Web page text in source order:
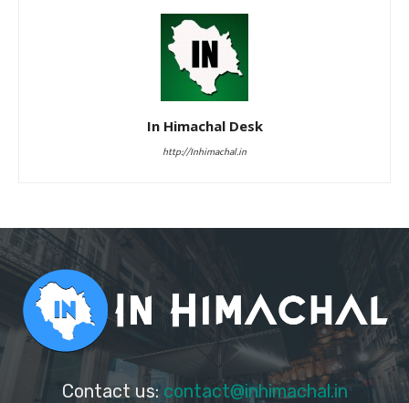
In Himachal Desk
http://Inhimachal.in
Contact us: contact@inhimachal.in